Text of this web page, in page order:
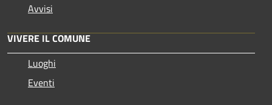
Avvisi
VIVERE IL COMUNE
Luoghi
Eventi